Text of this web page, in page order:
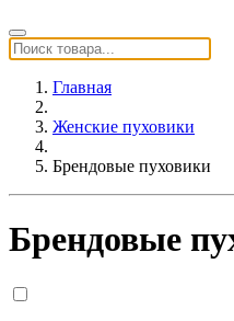
Главная
Женские пуховики
Брендовые пуховики
Брендовые